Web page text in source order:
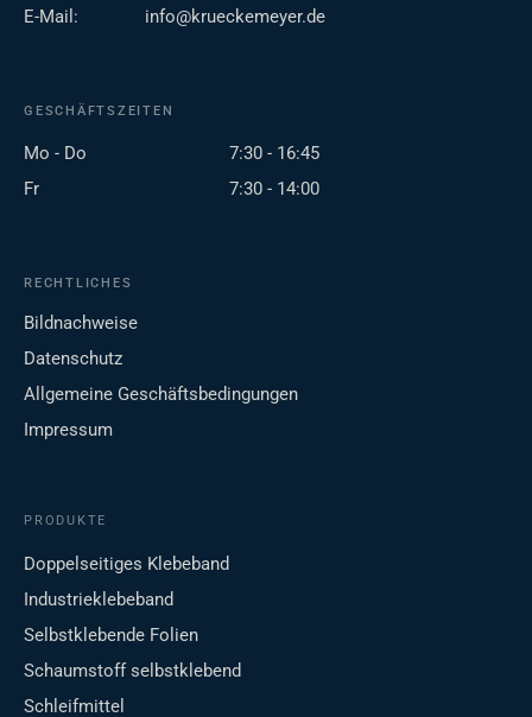
E-Mail:
info@krueckemeyer.de
GESCHÄFTSZEITEN
Mo - Do
7:30 - 16:45
Fr
7:30 - 14:00
RECHTLICHES
Bildnachweise
Datenschutz
Allgemeine Geschäftsbedingungen
Impressum
PRODUKTE
Doppelseitiges Klebeband
Industrieklebeband
Selbstklebende Folien
Schaumstoff selbstklebend
Schleifmittel